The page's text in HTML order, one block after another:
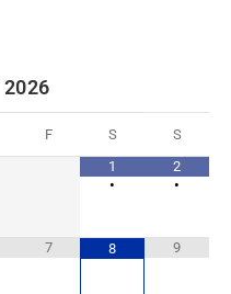
2026
F S
S
1
•
2
•
7 8 9